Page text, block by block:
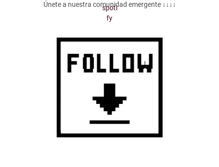
Únete a nuestra comunidad emergente ↓↓↓↓